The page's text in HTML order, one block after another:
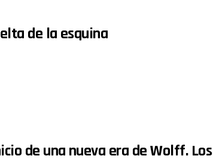
de la esquina
de una nueva era de Wolff. Los